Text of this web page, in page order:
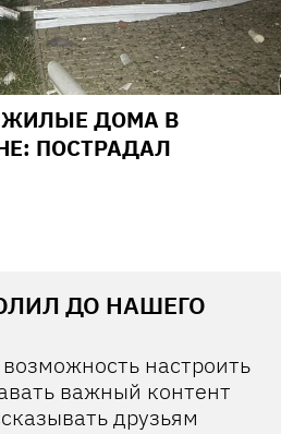
ЖИЛЫЕ ДОМА В
ПОСТРАДАЛ
ДО НАШЕГО
настроить
важный контент
друзьям